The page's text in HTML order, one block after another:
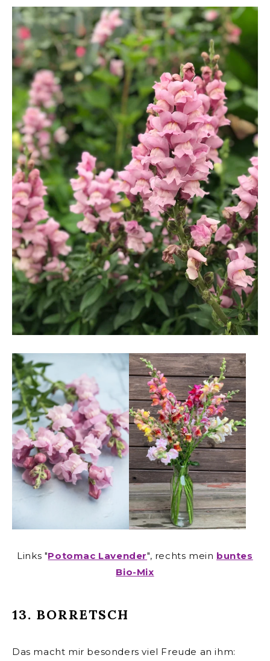
Links "Potomac Lavender", rechts mein buntes
Bio-Mix
13. BORRETSCH
Das macht mir besonders viel Freude an ihm: